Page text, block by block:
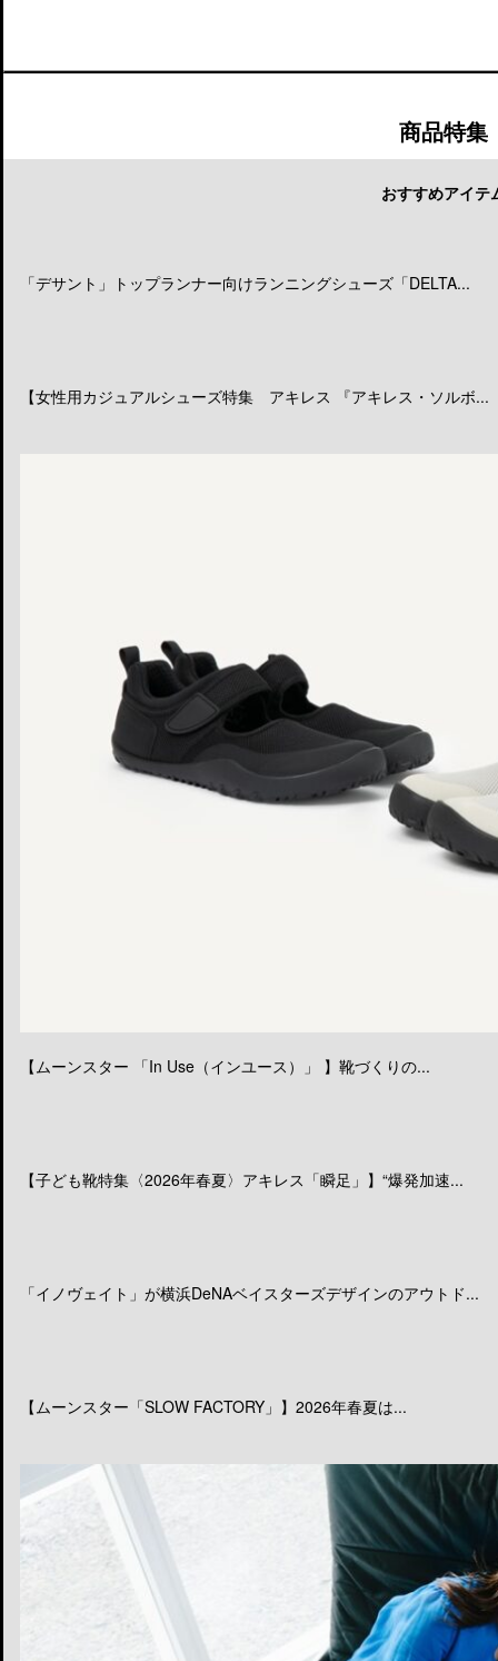
商品特集
おすすめアイテ
「デサント」トップランナー向けランニングシューズ「DELTA...
【女性用カジュアルシューズ特集 アキレス 『アキレス・ソルボ...
【ムーンスター 「In Use（インユース）」 】靴づくりの...
【子ども靴特集〈2026年春夏〉アキレス「瞬足」】“爆発加速...
「イノヴェイト」が横浜DeNAベイスターズデザインのアウトド...
【ムーンスター「SLOW FACTORY」】2026年春夏は...